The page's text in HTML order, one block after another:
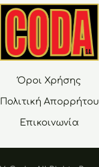
Όροι Χρήσης
Πολιτική Απορρήτου
Επικοινωνία